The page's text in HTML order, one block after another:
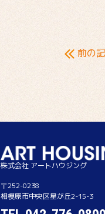
前の
株式会社 アートハウジング
〒252-0238
相模原市中央区星が丘2-15-3